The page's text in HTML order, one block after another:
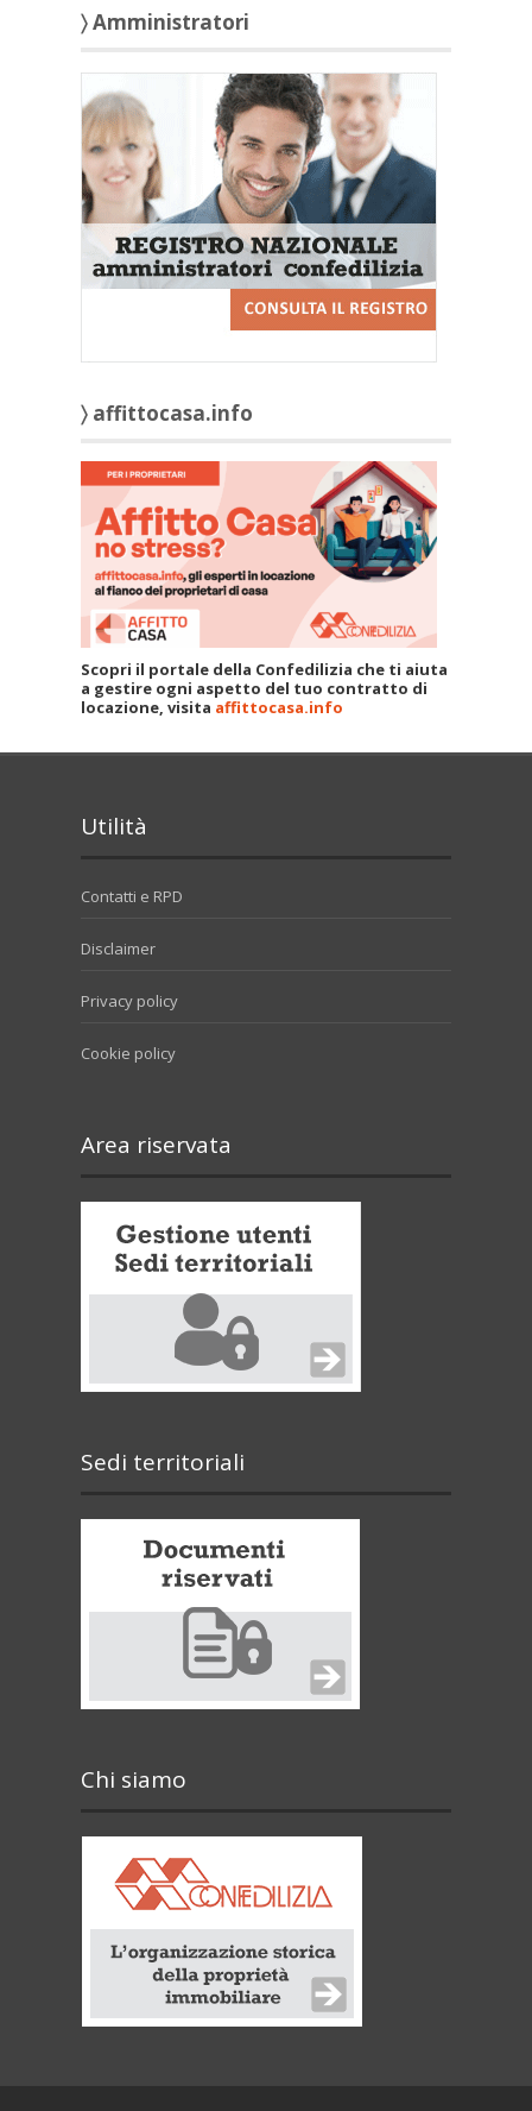
〉 Amministratori
〉 affittocasa.info
Scopri il portale della Confedilizia che ti aiuta
a gestire ogni aspetto del tuo contratto di
locazione, visita affittocasa.info
Utilità
Contatti e RPD
Disclaimer
Privacy policy
Cookie policy
Area riservata
Sedi territoriali
Chi siamo